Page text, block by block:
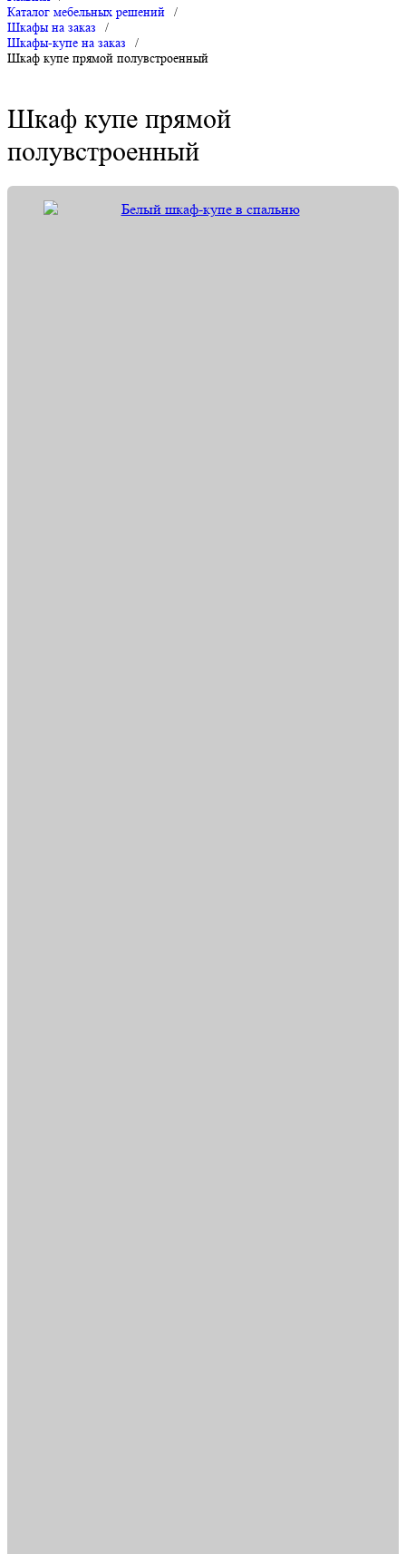
Каталог мебельных решений
/
Шкафы на заказ
/
Шкафы-купе на заказ
/
Шкаф купе прямой полувстроенный
Шкаф купе прямой
полувстроенный